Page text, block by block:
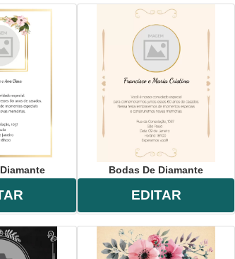
Bodas De Diamante
EDITAR